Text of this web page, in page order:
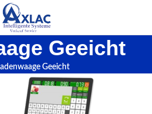
Geeicht
Geeicht